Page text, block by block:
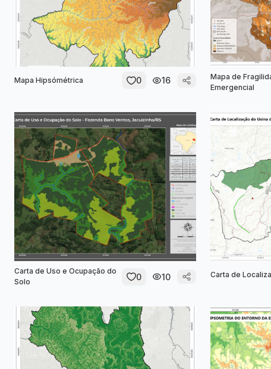
Mapa Hipsómétrica 0 16
Mapa de
Emergencial
Carta de Uso e Ocupação do
Solo
0 10 Carta de